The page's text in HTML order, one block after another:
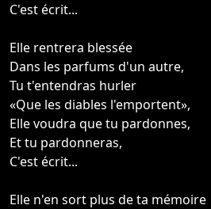
C'est écrit...
Elle rentrera blessée
Dans les parfums d'un autre,
Tu t'entendras hurler
«Que les diables l'emportent»,
Elle voudra que tu pardonnes,
Et tu pardonneras,
C'est écrit...
Elle n'en sort plus de ta mémoire